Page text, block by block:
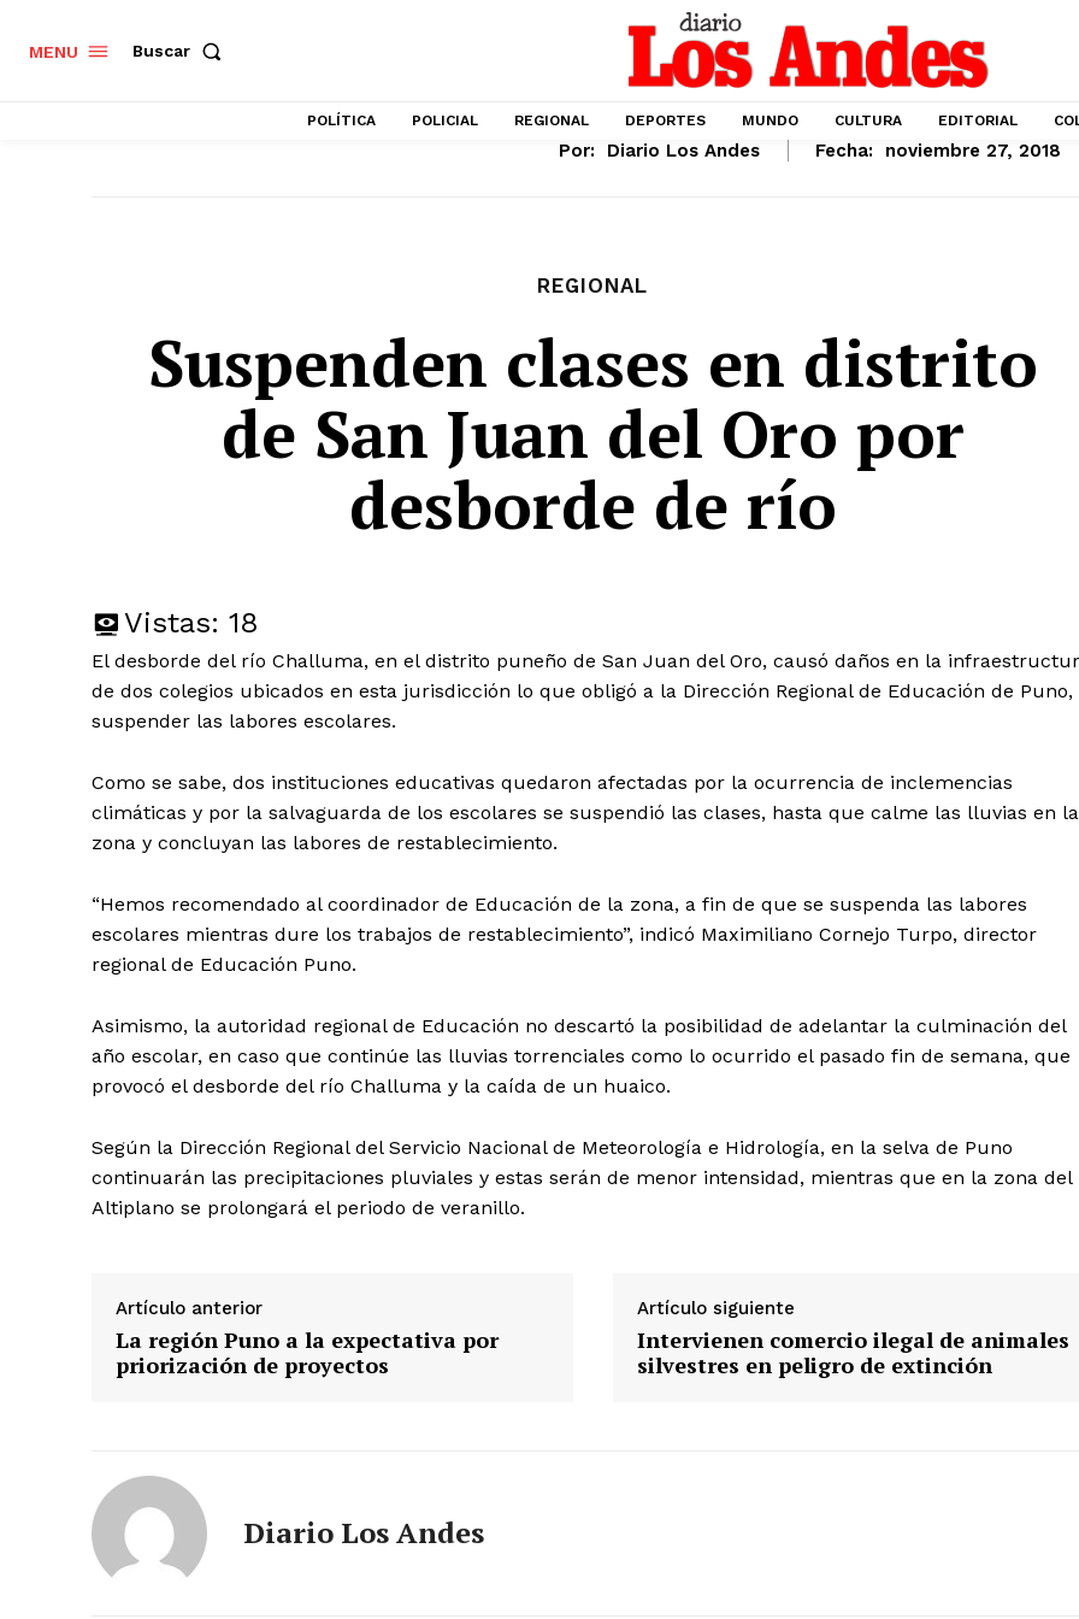
MENU Buscar
POLÍTICA POLICIAL REGIONAL DEPORTES MUNDO CULTURA EDITORIAL
Por: Diario Los Andes Fecha: noviembre 27, 2018
REGIONAL
Suspenden clases en distrito
de San Juan del Oro por
desborde de río
Vistas: 18
El desborde del río Challuma, en el distrito puneño de San Juan del Oro, causó daños en la
de dos colegios ubicados en esta jurisdicción lo que obligó a la Dirección Regional de Educación de Puno,
suspender las labores escolares.
Como se sabe, dos instituciones educativas quedaron afectadas por la ocurrencia de inclemencias
climáticas y por la salvaguarda de los escolares se suspendió las clases, hasta que calme las lluvias en la
zona y concluyan las labores de restablecimiento.
“Hemos recomendado al coordinador de Educación de la zona, a fin de que se suspenda las labores
escolares mientras dure los trabajos de restablecimiento”, indicó Maximiliano Cornejo Turpo, director
regional de Educación Puno.
Asimismo, la autoridad regional de Educación no descartó la posibilidad de adelantar la culminación del
año escolar, en caso que continúe las lluvias torrenciales como lo ocurrido el pasado fin de semana, que
provocó el desborde del río Challuma y la caída de un huaico.
Según la Dirección Regional del Servicio Nacional de Meteorología e Hidrología, en la selva de Puno
continuarán las precipitaciones pluviales y estas serán de menor intensidad, mientras que en la zona del
Altiplano se prolongará el periodo de veranillo.
Artículo anterior
La región Puno a la expectativa por
priorización de proyectos
Artículo siguiente
Intervienen comercio ilegal de animales
silvestres en peligro de extinción
Diario Los Andes